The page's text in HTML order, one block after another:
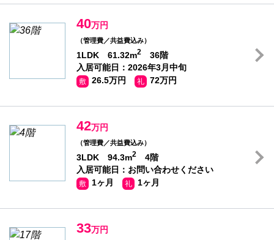
40万円
（管理費／共益費込み）
1LDK 61.32m2
36階
入居可能日：2026年3月中旬
敷 26.5万円 礼 72万円
42万円
（管理費／共益費込み）
3LDK 94.3m2
4階
入居可能日：お問い合わせください
敷 1ヶ月 礼 1ヶ月
33万円